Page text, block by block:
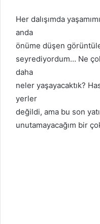
Her dalışımda
anda
önüme düşen
seyrediyordum… Ne
daha
neler yaşayacaktık?
yerler
değildi, ama bu son
unutamayacağım bir